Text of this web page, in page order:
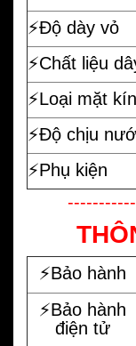
⚡️Độ dày vỏ
⚡️Chất liệu
⚡️Loại mặt
⚡️Độ chịu
⚡️Phụ kiện
⚡️Bảo hành
⚡️Bảo hành
điện tử